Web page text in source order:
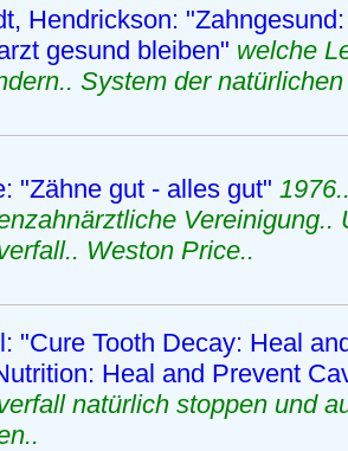
Hendrickson:
gesund bleiben" welche
System der
"Zähne gut - alles gut"
Vereinigung..
Weston Price..
"Cure Tooth Decay: Heal
Heal and Prevent
natürlich stoppen und